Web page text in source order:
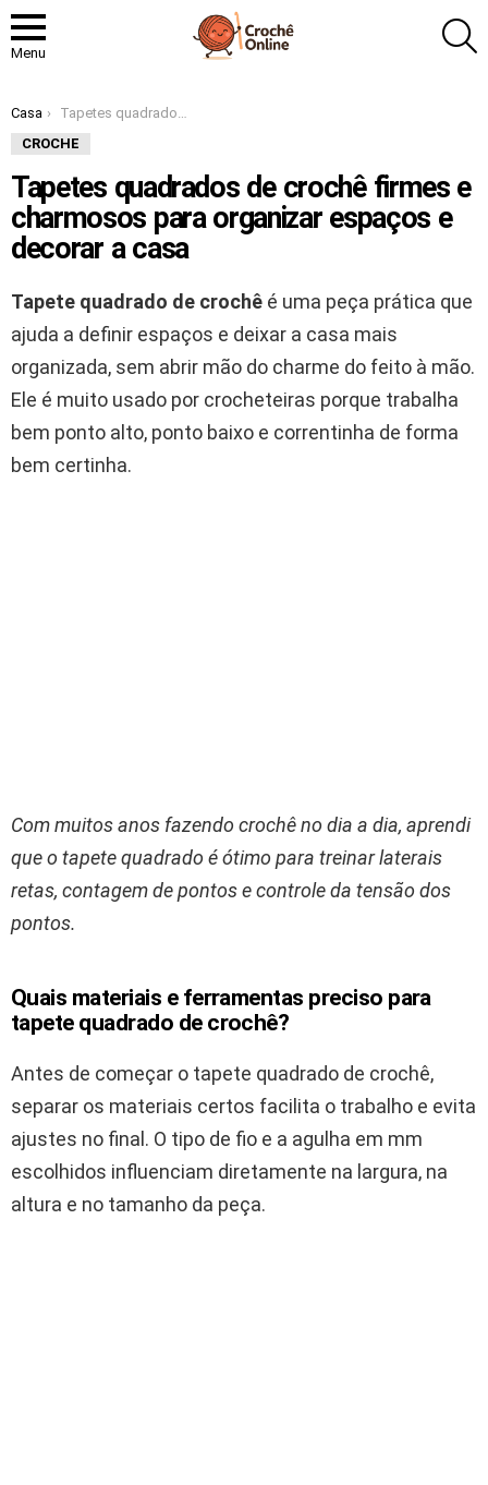
Menu
Você está aqui:
Casa
Tapetes quadrados de crochê firmes e charmosos para organizar espaços e decorar a casa
CROCHE
Tapetes quadrados de crochê firmes e
charmosos para organizar espaços e
decorar a casa
Tapete quadrado de crochê é uma peça prática que
ajuda a definir espaços e deixar a casa mais
organizada, sem abrir mão do charme do feito à mão.
Ele é muito usado por crocheteiras porque trabalha
bem ponto alto, ponto baixo e correntinha de forma
bem certinha.
Com muitos anos fazendo crochê no dia a dia, aprendi
que o tapete quadrado é ótimo para treinar laterais
retas, contagem de pontos e controle da tensão dos
pontos.
Quais materiais e ferramentas preciso para
tapete quadrado de crochê?
Antes de começar o tapete quadrado de crochê,
separar os materiais certos facilita o trabalho e evita
ajustes no final. O tipo de fio e a agulha em mm
escolhidos influenciam diretamente na largura, na
altura e no tamanho da peça.